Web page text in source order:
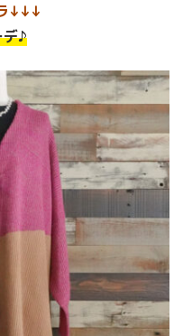
↓↓↓
デ♪